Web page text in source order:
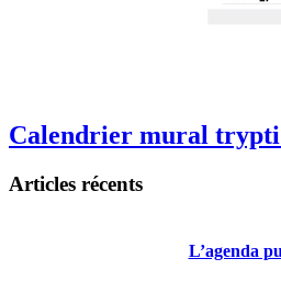
Calendrier mural
Articles récents
L’agenda